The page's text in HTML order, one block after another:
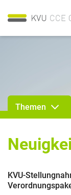
Themen
KVU-